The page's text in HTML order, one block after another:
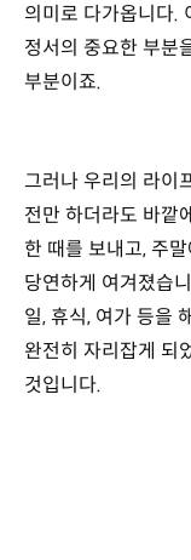
의미로 다가옵니다.
정서의 중요한 부분
부분이죠.
그러나 우리의 라이
전만 하더라도 바깥
한 때를 보내고, 주
당연하게 여겨졌습
일, 휴식, 여가 등을
완전히 자리잡게 되
것입니다.